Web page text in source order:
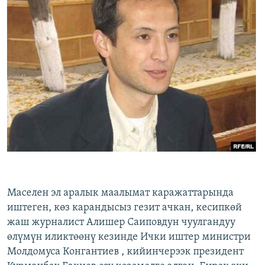
Маселен эл аралык маалымат каражаттарында
иштеген, көз карандысыз гезит ачкан, кесипкөй
жаш журналист Алишер Саиповдун чуулгандуу
өлүмүн иликтөөнү кезинде Ички иштер министри
Молдомуса Конгантиев , кийинчерээк президент